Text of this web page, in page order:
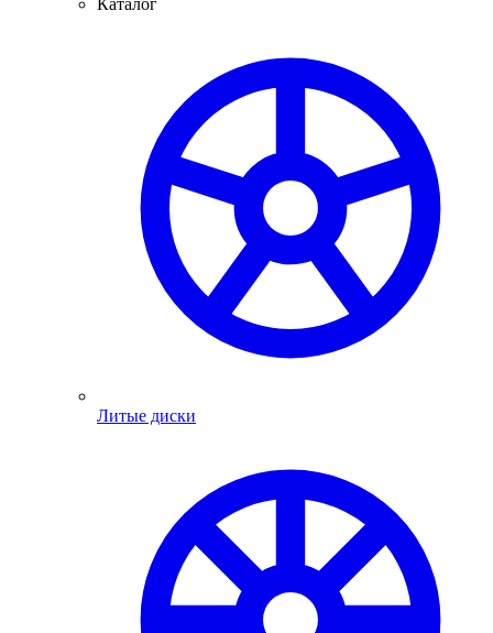
Каталог
Литые диски